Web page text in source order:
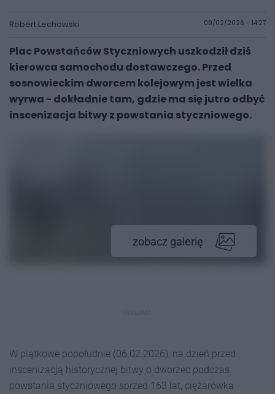
Robert Lechowski 09/02/2026 - 14:27
Plac Powstańców Styczniowych uszkodził dziś
kierowca samochodu dostawczego. Przed
sosnowieckim dworcem kolejowym jest wielka
wyrwa - dokładnie tam, gdzie ma się jutro odbyć
inscenizacja bitwy z powstania styczniowego.
zobacz galerię
W piątkowe popołudnie (06.02.2026), na dzień przed
inscenizacją historycznej bitwy o dworzec podczas
powstania styczniowego sprzed 163 lat, ciężarówka